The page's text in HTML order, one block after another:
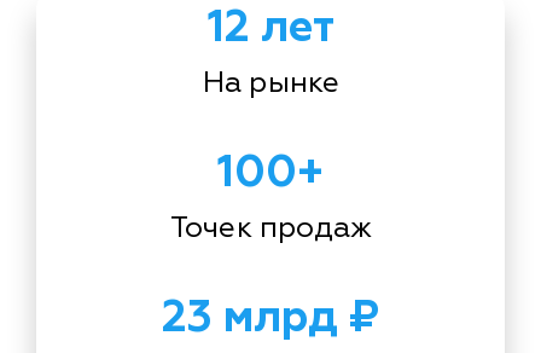
12 лет
На рынке
100+
Точек продаж
23 млрд ₽